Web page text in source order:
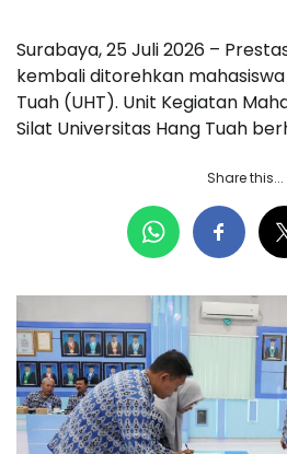
Surabaya, 25 Juli 2026 –
kembali ditorehkan
Tuah (UHT). Unit Kegiatan
Silat Universitas Hang Tuah
Share this...